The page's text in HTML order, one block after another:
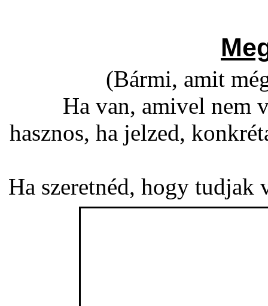
(Bármi, amit
Ha van, amivel nem
hasznos, ha jelzed,
Ha szeretnéd, hogy